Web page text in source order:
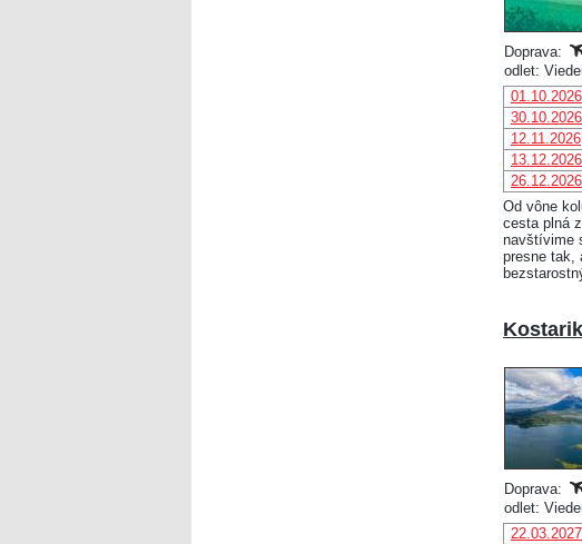
Doprava:
odlet:
01.10.2026
30.10.2026
12.11.2026
13.12.2026
26.12.2026
Od vône
cesta plná
navštívime
presne tak,
Doprava:
odlet:
22.03.2027